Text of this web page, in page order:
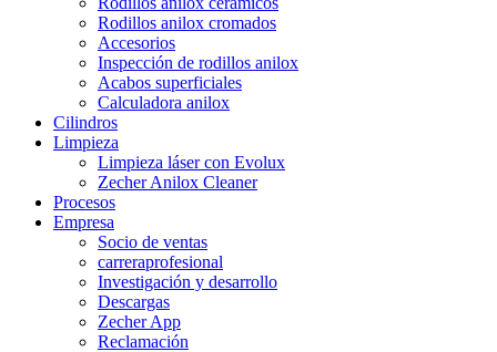
Rodillos anilox cromados
Accesorios
Inspección de rodillos anilox
Acabos superficiales
Calculadora anilox
Cilindros
Limpieza
Limpieza láser con Evolux
Zecher Anilox Cleaner
Procesos
Empresa
Socio de ventas
carreraprofesional
Investigación y desarrollo
Descargas
Zecher App
Reclamación